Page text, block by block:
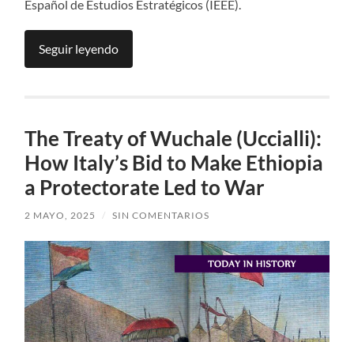
Español de Estudios Estratégicos (IEEE).
Seguir leyendo
The Treaty of Wuchale (Uccialli):
How Italy’s Bid to Make Ethiopia
a Protectorate Led to War
2 MAYO, 2025 / SIN COMENTARIOS